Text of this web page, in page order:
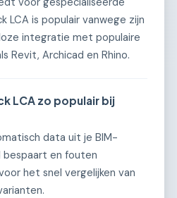
LCA is populair vanwege zijn
integratie met populaire
Revit, Archicad en Rhino.
LCA zo populair bij
data uit je BIM-
bespaart en fouten
het snel vergelijken van